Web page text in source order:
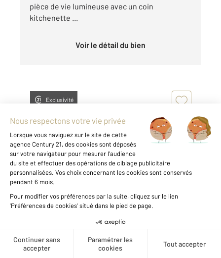
Créer une alerte
pièce de vie lumineuse avec un coin
kitchenette ...
Voir le détail du bien
Exclusivité
ALENCON 61
78,39 m2, 4 pièces
723 €